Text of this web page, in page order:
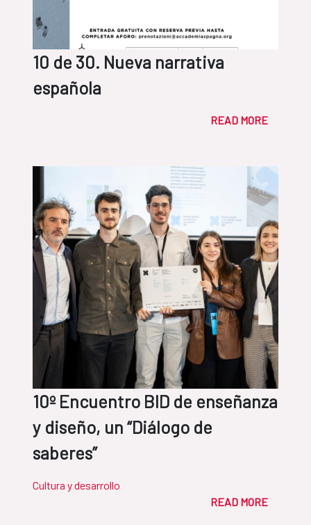
10 de 30. Nueva narrativa
española
READ MORE
10º Encuentro BID de enseñanza
y diseño, un “Diálogo de
saberes”
Cultura y desarrollo
READ MORE